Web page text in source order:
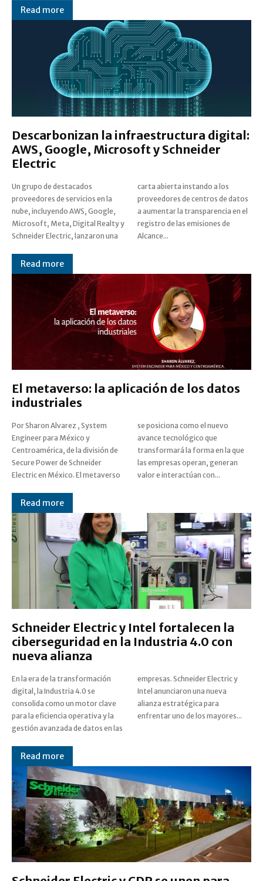
Read more
Descarbonizan la infraestructura digital:
AWS, Google, Microsoft y Schneider
Electric
Un grupo de destacados
proveedores de servicios en la
nube, incluyendo AWS, Google,
Microsoft, Meta, Digital Realty y
Schneider Electric, lanzaron una
carta abierta instando a los
proveedores de centros de datos
a aumentar la transparencia en el
registro de las emisiones de
Alcance...
Read more
El metaverso: la aplicación de los datos
industriales
Por Sharon Alvarez , System
Engineer para México y
Centroamérica, de la división de
Secure Power de Schneider
Electric en México. El metaverso
se posiciona como el nuevo
avance tecnológico que
transformará la forma en la que
las empresas operan, generan
valor e interactúan con...
Read more
Schneider Electric y Intel fortalecen la
ciberseguridad en la Industria 4.0 con
nueva alianza
En la era de la transformación
digital, la Industria 4.0 se
consolida como un motor clave
para la eficiencia operativa y la
gestión avanzada de datos en las
empresas. Schneider Electric y
Intel anunciaron una nueva
alianza estratégica para
enfrentar uno de los mayores...
Read more